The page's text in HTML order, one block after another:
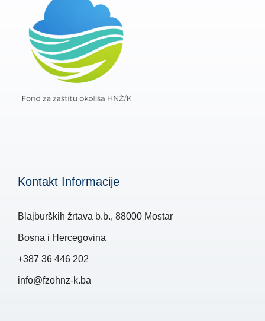
Kontakt Informacije
Blajburških žrtava b.b., 88000 Mostar
Bosna i Hercegovina
+387 36 446 202
info@fzohnz-k.ba